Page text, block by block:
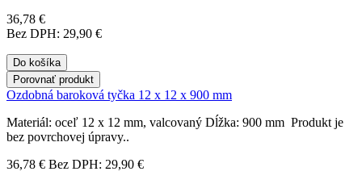
36,78 €
Bez DPH: 29,90 €
Do košíka
Porovnať produkt
Ozdobná baroková tyčka 12 x 12 x 900 mm
Materiál: oceľ 12 x 12 mm, valcovaný Dĺžka: 900 mm Produkt je
bez povrchovej úpravy..
36,78 € Bez DPH: 29,90 €